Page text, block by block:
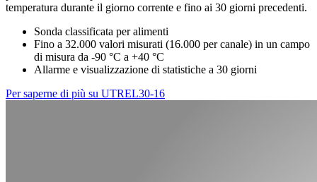
temperatura durante il giorno corrente e fino ai 30 giorni precedenti.
Sonda classificata per alimenti
Fino a 32.000 valori misurati (16.000 per canale) in un campo
di misura da -90 °C a +40 °C
Allarme e visualizzazione di statistiche a 30 giorni
Per saperne di più su UTREL30-16